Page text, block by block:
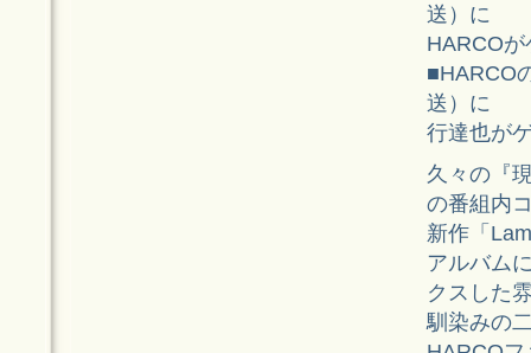
送）に
HARCO
■HARCO
送）に
行達也が
久々の『
の番組内
新作「
アルバム
クスした
馴染みの